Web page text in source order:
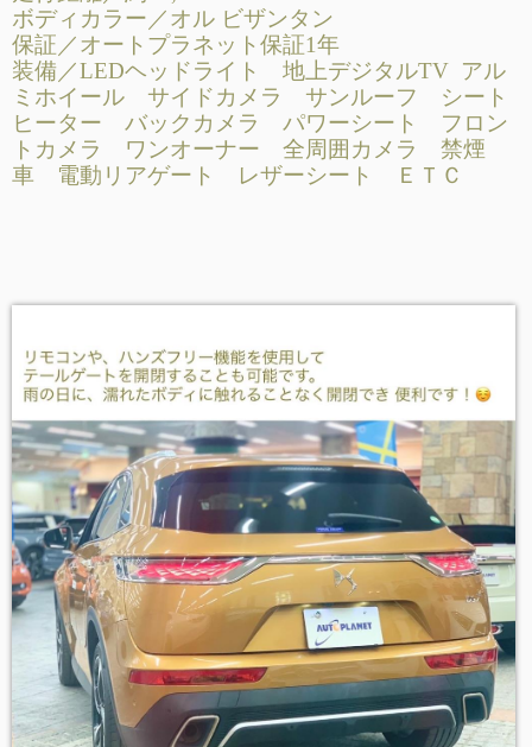
ボディカラー／オル ビザンタン
保証／オートプラネット保証1年
装備／LEDヘッドライト 地上デジタルTV アル
ミホイール サイドカメラ サンルーフ シート
ヒーター バックカメラ パワーシート フロン
トカメラ ワンオーナー 全周囲カメラ 禁煙
車 電動リアゲート レザーシート ＥＴＣ